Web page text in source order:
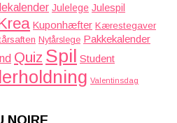
Julelege Julespil
Kuponhæfter Kærestegaver
Nytårslege Pakkekalender
Quiz Spil Student
Valentinsdag